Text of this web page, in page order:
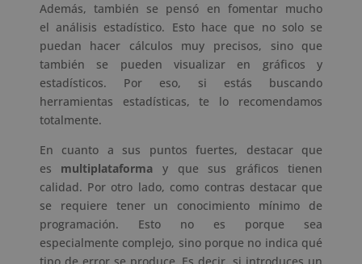
Además, también se pensó en fomentar mucho
el análisis estadístico. Esto hace que no solo se
puedan hacer cálculos muy precisos, sino que
también se pueden visualizar en gráficos y
estadísticos. Por eso, si estás buscando
herramientas estadísticas, te lo recomendamos
totalmente.
En cuanto a sus puntos fuertes, destacar que
es multiplataforma y que sus gráficos tienen
calidad. Por otro lado, como contras destacar que
se requiere tener un conocimiento mínimo de
programación. Esto no es porque sea
especialmente complejo, sino porque no indica qué